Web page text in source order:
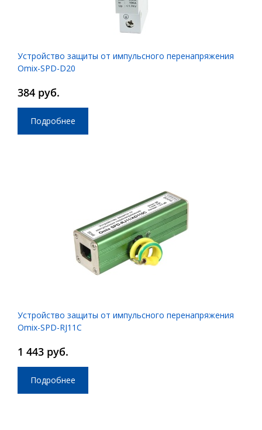
Устройство защиты от импульсного перенапряжения
Omix-SPD-D20
384 руб.
Подробнее
Устройство защиты от импульсного перенапряжения
Omix-SPD-RJ11C
1 443 руб.
Подробнее